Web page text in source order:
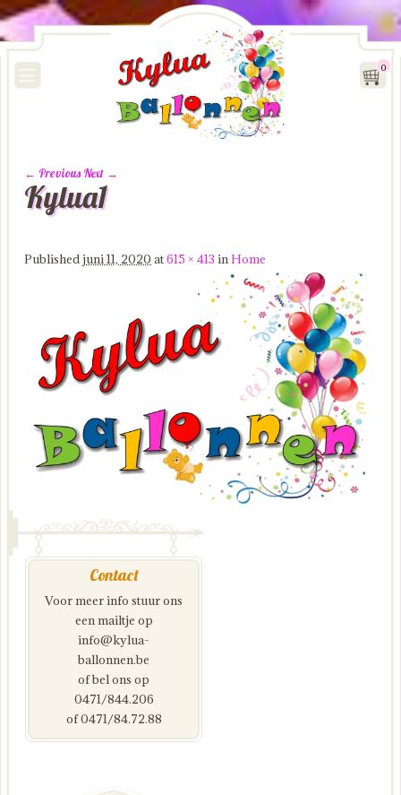
0
Image navigation
← Previous Next →
Kylua1
Publishedjuni 11, 2020 at615 × 413 inHome
Contact
Voor meer info stuur ons
een mailtje op
info@kylua-
ballonnen.be
of bel ons op
0471/844.206
of 0471/84.72.88